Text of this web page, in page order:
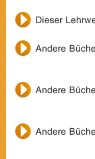
Dieser
Andere
Andere
Andere